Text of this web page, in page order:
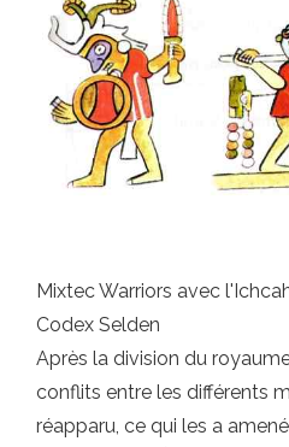
Mixtec Warriors avec
Codex Selden
Après la division du
conflits entre les différents
réapparu, ce qui les a